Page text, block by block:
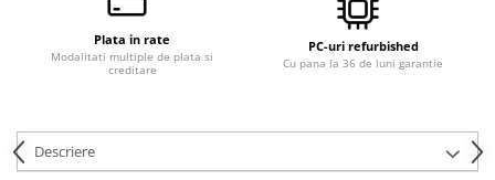
Hard Disk-uri Desktop
Memorii PC
SSD
Coolere
Plata in rate
Modalitati multiple de plata si
creditare
PC-uri refurbished
Cu pana la 36 de luni garantie
Descriere